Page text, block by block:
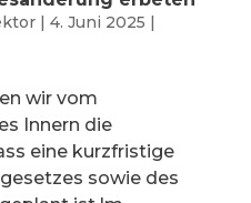
| 4. Juni 2025 |
wir vom
Innern die
eine kurzfristige
sowie des